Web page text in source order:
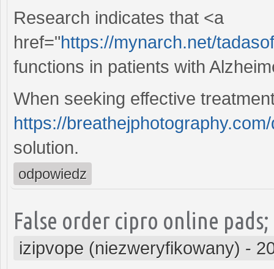
Research indicates that <a
href="https://mynarch.net/
functions in patients with
When seeking effective
https://
solution.
odpowiedz
False order cipro online
izipvope (niezweryfikowany) -